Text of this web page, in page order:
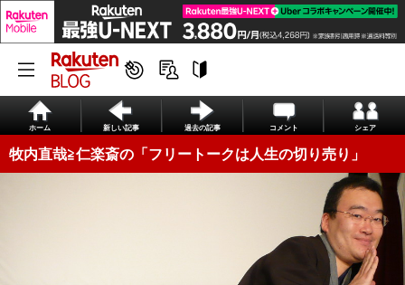
ホーム 新しい記事 過去の記事 コメント シェア
牧内直哉≧仁楽斎の「フリートークは人生の切り売り」